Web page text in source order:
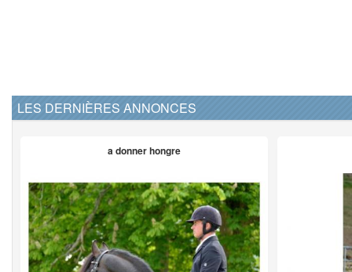
LES DERNIÈRES ANNONCES
a donner hongre